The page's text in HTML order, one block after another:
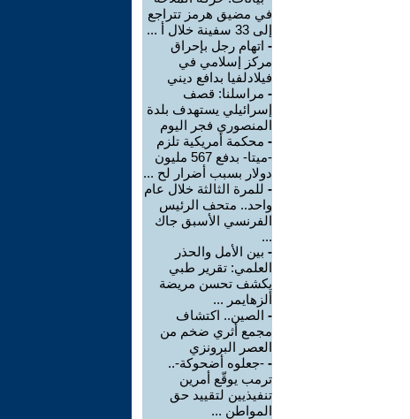
في مضيق هرمز تتراجع
إلى 33 سفينة خلال أ ...
- اتهام رجل بإحراق
مركز إسلامي في
فيلادلفيا بدافع ديني
- مراسلنا: قصف
إسرائيلي يستهدف بلدة
المنصوري فجر اليوم
- محكمة أمريكية تلزم
-ميتا- بدفع 567 مليون
دولار بسبب أضرار لح ...
- للمرة الثالثة خلال عام
واحد.. متحف الرئيس
الفرنسي الأسبق جاك
...
- بين الأمل والحذر
العلمي: تقرير طبي
يكشف تحسن مريضة
ألزهايمر ...
- الصين.. اكتشاف
مجمع أثري ضخم من
العصر البرونزي
- -جعلوه أضحوكة-..
ترمب يوقّع أمرين
تنفيذيين لتقييد حق
المواطن ...